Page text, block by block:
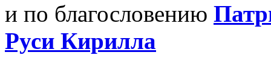
и по благословению
Руси Кирилла